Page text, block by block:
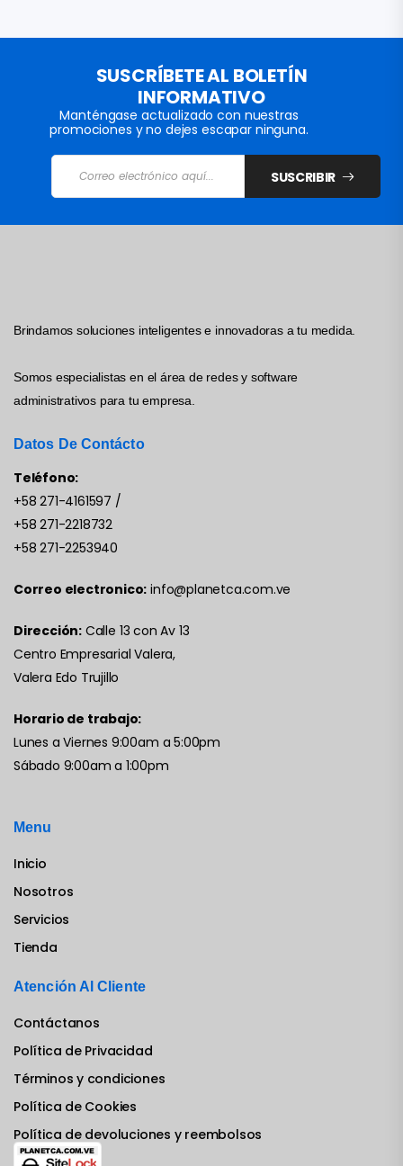
SUSCRÍBETE AL BOLETÍN
INFORMATIVO
Manténgase actualizado con nuestras
promociones y no dejes escapar ninguna.
SUSCRIBIR
Brindamos soluciones inteligentes e innovadoras a tu medida.
Somos especialistas en el área de redes y software
administrativos para tu empresa.
Datos De Contácto
Teléfono:
+58 271-4161597 /
+58 271-2218732
+58 271-2253940
Correo electronico: info@planetca.com.ve
Dirección: Calle 13 con Av 13
Centro Empresarial Valera,
Valera Edo Trujillo
Horario de trabajo:
Lunes a Viernes 9:00am a 5:00pm
Sábado 9:00am a 1:00pm
Menu
Inicio
Nosotros
Servicios
Tienda
Atención Al Cliente
Contáctanos
Política de Privacidad
Términos y condiciones
Política de Cookies
Política de devoluciones y reembolsos